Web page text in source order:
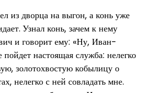
из дворца на выгон, а конь уже
Узнал конь, зачем к нему
и говорит ему: «Ну, Иван-
пойдет настоящая служба: нелегко
золотохвостую кобылицу о
нелегко с ней совладать мне.